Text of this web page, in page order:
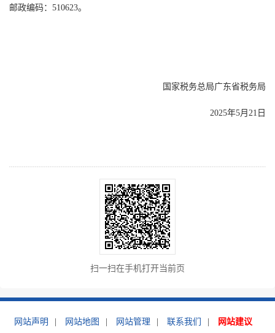
邮政编码：510623。
国家税务总局广东省税务局
2025年5月21日
扫一扫在手机打开当前页
网站声明 网站地图 网站管理 联系我们 网站建议